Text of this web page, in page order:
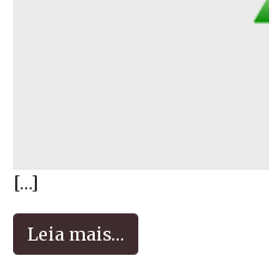
[…]
Leia mais…